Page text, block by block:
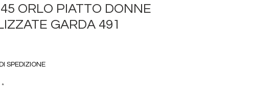
ORLO PIATTO DONNE
GARDA 491
SPEDIZIONE
*